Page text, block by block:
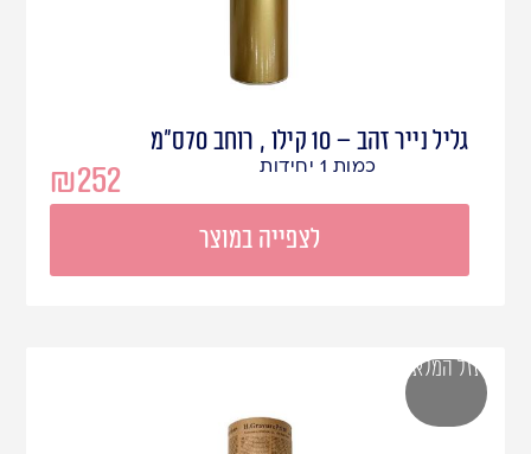
גליל נייר זהב – 10 קילו , רוחב 70ס"מ
₪252 כמות 1 יחידות
לצפייה במוצר
אזל המלאי